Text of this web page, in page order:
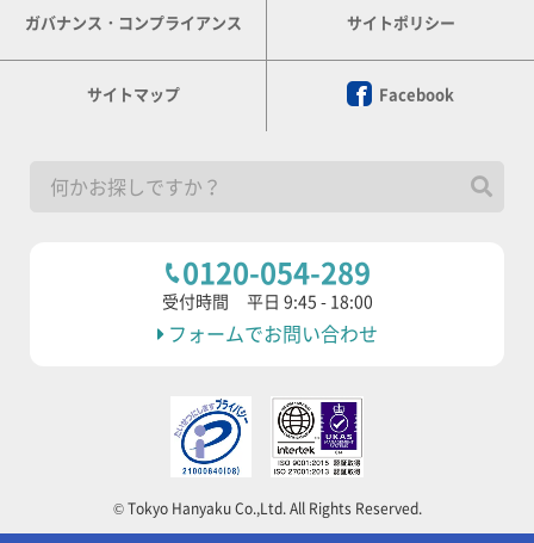
ガバナンス・コンプライアンス サイトポリシー
サイトマップ Facebook
0120-054-289
受付時間 平日 9:45 - 18:00
フォームでお問い合わせ
© Tokyo Hanyaku Co.,Ltd. All Rights Reserved.